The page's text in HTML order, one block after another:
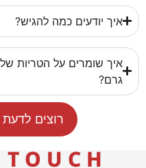
איך יודעים כמה להגיש?
גרם?
רוצים לדעת
O U C H